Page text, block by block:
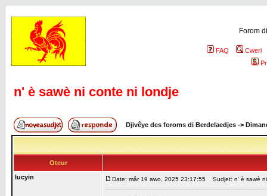
Forom
FAQ
Cweri
n' è sawè ni conte ni londje
Djivêye des foroms di Berdelaedjes ->
Oteur
lucyin
Date: mår 19 awo, 2025 23:17:55 Sudjet: n' è sawè